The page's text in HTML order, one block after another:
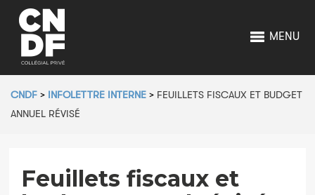
MENU
CNDF > INFOLETTRE INTERNE > FEUILLETS FISCAUX ET BUDGET
ANNUEL RÉVISÉ
Feuillets fiscaux et